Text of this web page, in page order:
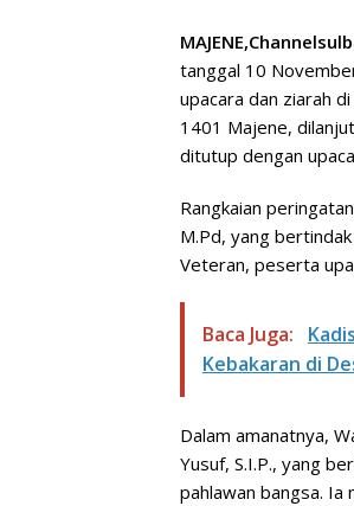
tanggal 10
upacara dan ziarah
1401 Majene,
ditutup dengan
Rangkaian
M.Pd, yang
Veteran, peserta
Baca Juga:
Kebakaran di
Dalam amanatnya,
Yusuf, S.I.P., yang
pahlawan bangsa. Ia